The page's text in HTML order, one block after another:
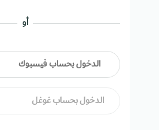
أو
الدخول بحساب فيسبوك
الدخول بحساب غوغل